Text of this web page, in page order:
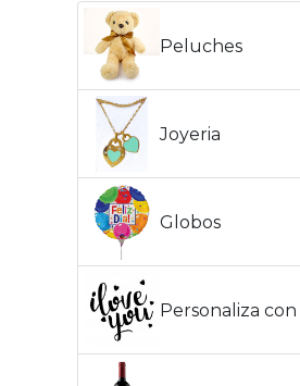
Peluches
Joyeria
Globos
Personaliza con